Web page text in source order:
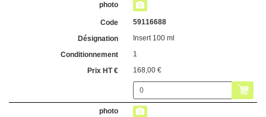
59116688
Insert 100 ml
1
168,00 €